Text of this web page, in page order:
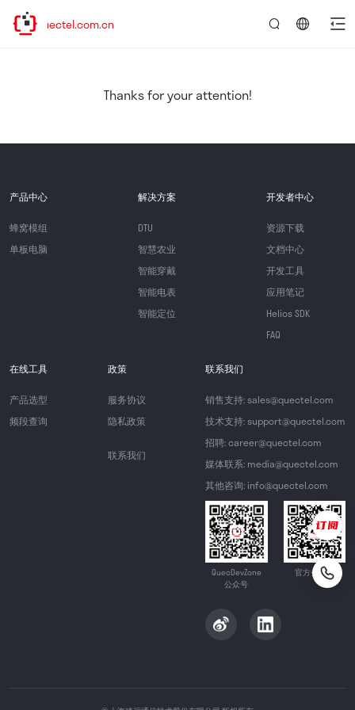
www.quectel.com.cn
Thanks for your attention!
产品中心
蜂窝模组
单板电脑
解决方案
DTU
智慧农业
智能穿戴
智能电表
智能定位
开发者中心
资源下载
文档中心
开发工具
应用笔记
Helios SDK
FAQ
在线工具
产品选型
频段查询
政策
服务协议
隐私政策
联系我们
联系我们
销售支持: sales@quectel.com
技术支持: support@quectel.com
招聘: career@quectel.com
媒体联系: media@quectel.com
其他咨询: info@quectel.com
QuecDevZone
公众号
官方公众号